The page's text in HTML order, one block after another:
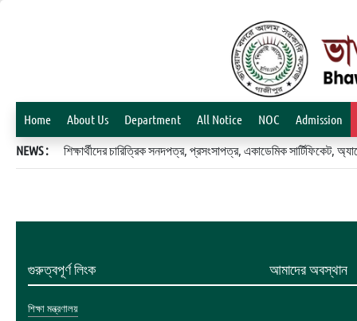
Home About Us Department All Notice NOC Admission
NEWS : শিক্ষার্থীদের চারিত্রিক সনদপত্র, প্রসংসাপত্র, একাডেমিক
গুরুত্বপূর্ণ লিংক
শিক্ষা মন্ত্রণালয়
আমাদের অবস্থান